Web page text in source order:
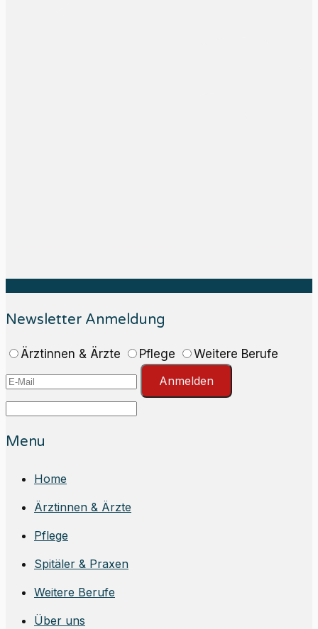
Newsletter Anmeldung
Ärztinnen & Ärzte Pflege
Weitere Berufe
Anmelden
Menu
Home
Ärztinnen & Ärzte
Pflege
Spitäler & Praxen
Weitere Berufe
Über uns